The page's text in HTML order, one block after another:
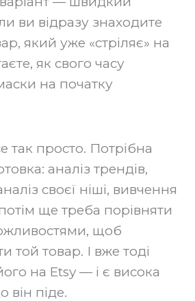
ви відразу знаходите
який уже «стріляє» на
як свого часу
на початку
так просто. Потрібна
аналіз трендів,
своєї ніші, вивчення
ще треба порівняти
щоб
той товар. І вже тоді
на Etsy — і є висока
він піде.